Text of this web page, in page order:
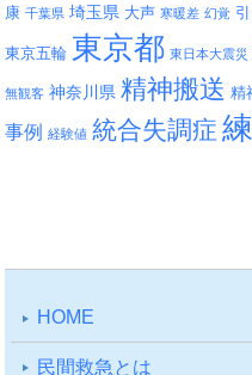
康 千葉県 埼玉県 大声 寒暖差 幻覚
東京五輪 東京都 東日本大震災
無観客 神奈川県 精神搬送 精
事例
経験値 統合失調症
HOME
⺠間救急とは